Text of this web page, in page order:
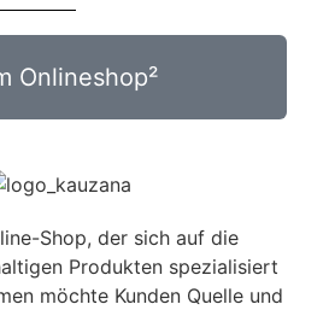
Onlineshop²
Shop, der sich auf die
Produkten spezialisiert
möchte Kunden Quelle und